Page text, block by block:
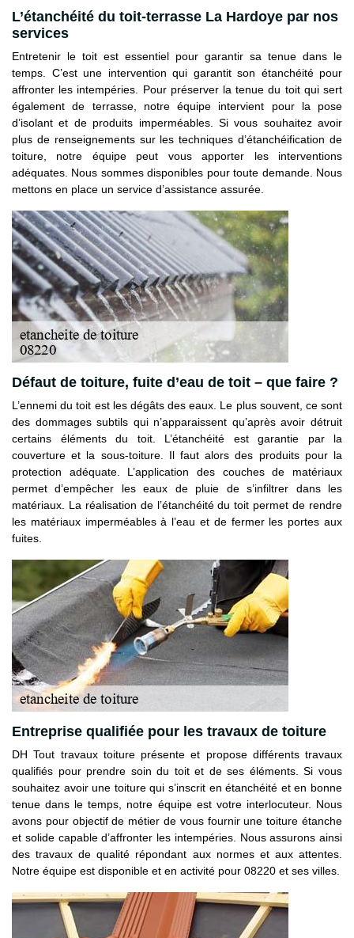
L’étanchéité du toit-terrasse La Hardoye par nos
services
Entretenir le toit est essentiel pour garantir sa tenue dans le
temps. C’est une intervention qui garantit son étanchéité pour
affronter les intempéries. Pour préserver la tenue du toit qui sert
également de terrasse, notre équipe intervient pour la pose
d’isolant et de produits imperméables. Si vous souhaitez avoir
plus de renseignements sur les techniques d’étanchéification de
toiture, notre équipe peut vous apporter les interventions
adéquates. Nous sommes disponibles pour toute demande. Nous
mettons en place un service d’assistance assurée.
Défaut de toiture, fuite d’eau de toit – que faire ?
L’ennemi du toit est les dégâts des eaux. Le plus souvent, ce sont
des dommages subtils qui n’apparaissent qu’après avoir détruit
certains éléments du toit. L’étanchéité est garantie par la
couverture et la sous-toiture. Il faut alors des produits pour la
protection adéquate. L’application des couches de matériaux
permet d’empêcher les eaux de pluie de s’infiltrer dans les
matériaux. La réalisation de l’étanchéité du toit permet de rendre
les matériaux imperméables à l’eau et de fermer les portes aux
fuites.
Entreprise qualifiée pour les travaux de toiture
DH Tout travaux toiture présente et propose différents travaux
qualifiés pour prendre soin du toit et de ses éléments. Si vous
souhaitez avoir une toiture qui s’inscrit en étanchéité et en bonne
tenue dans le temps, notre équipe est votre interlocuteur. Nous
avons pour objectif de métier de vous fournir une toiture étanche
et solide capable d’affronter les intempéries. Nous assurons ainsi
des travaux de qualité répondant aux normes et aux attentes.
Notre équipe est disponible et en activité pour 08220 et ses villes.